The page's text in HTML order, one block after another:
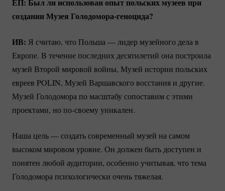
ЕП: Был ли использован опыт польских музеев при
создании Музея Голодомора-геноцида?
ИВ: Я считаю, что Польша — лидер музейного дела в
Европе. В течение последних десятилетий она построила
музей Второй мировой войны, Музей истории польских
евреев POLIN, Музей Варшавского восстания и другие.
Музей Голодомора по масштабу сопоставим с этими
проектами, нопо-своемууникален.
Наша цель — создать современный музей на самом
высоком мировом уровне. Он должен быть доступен и
понятен любой аудитории, особенно учитывая, что тема
Голодомора психологически очень тяжелая.